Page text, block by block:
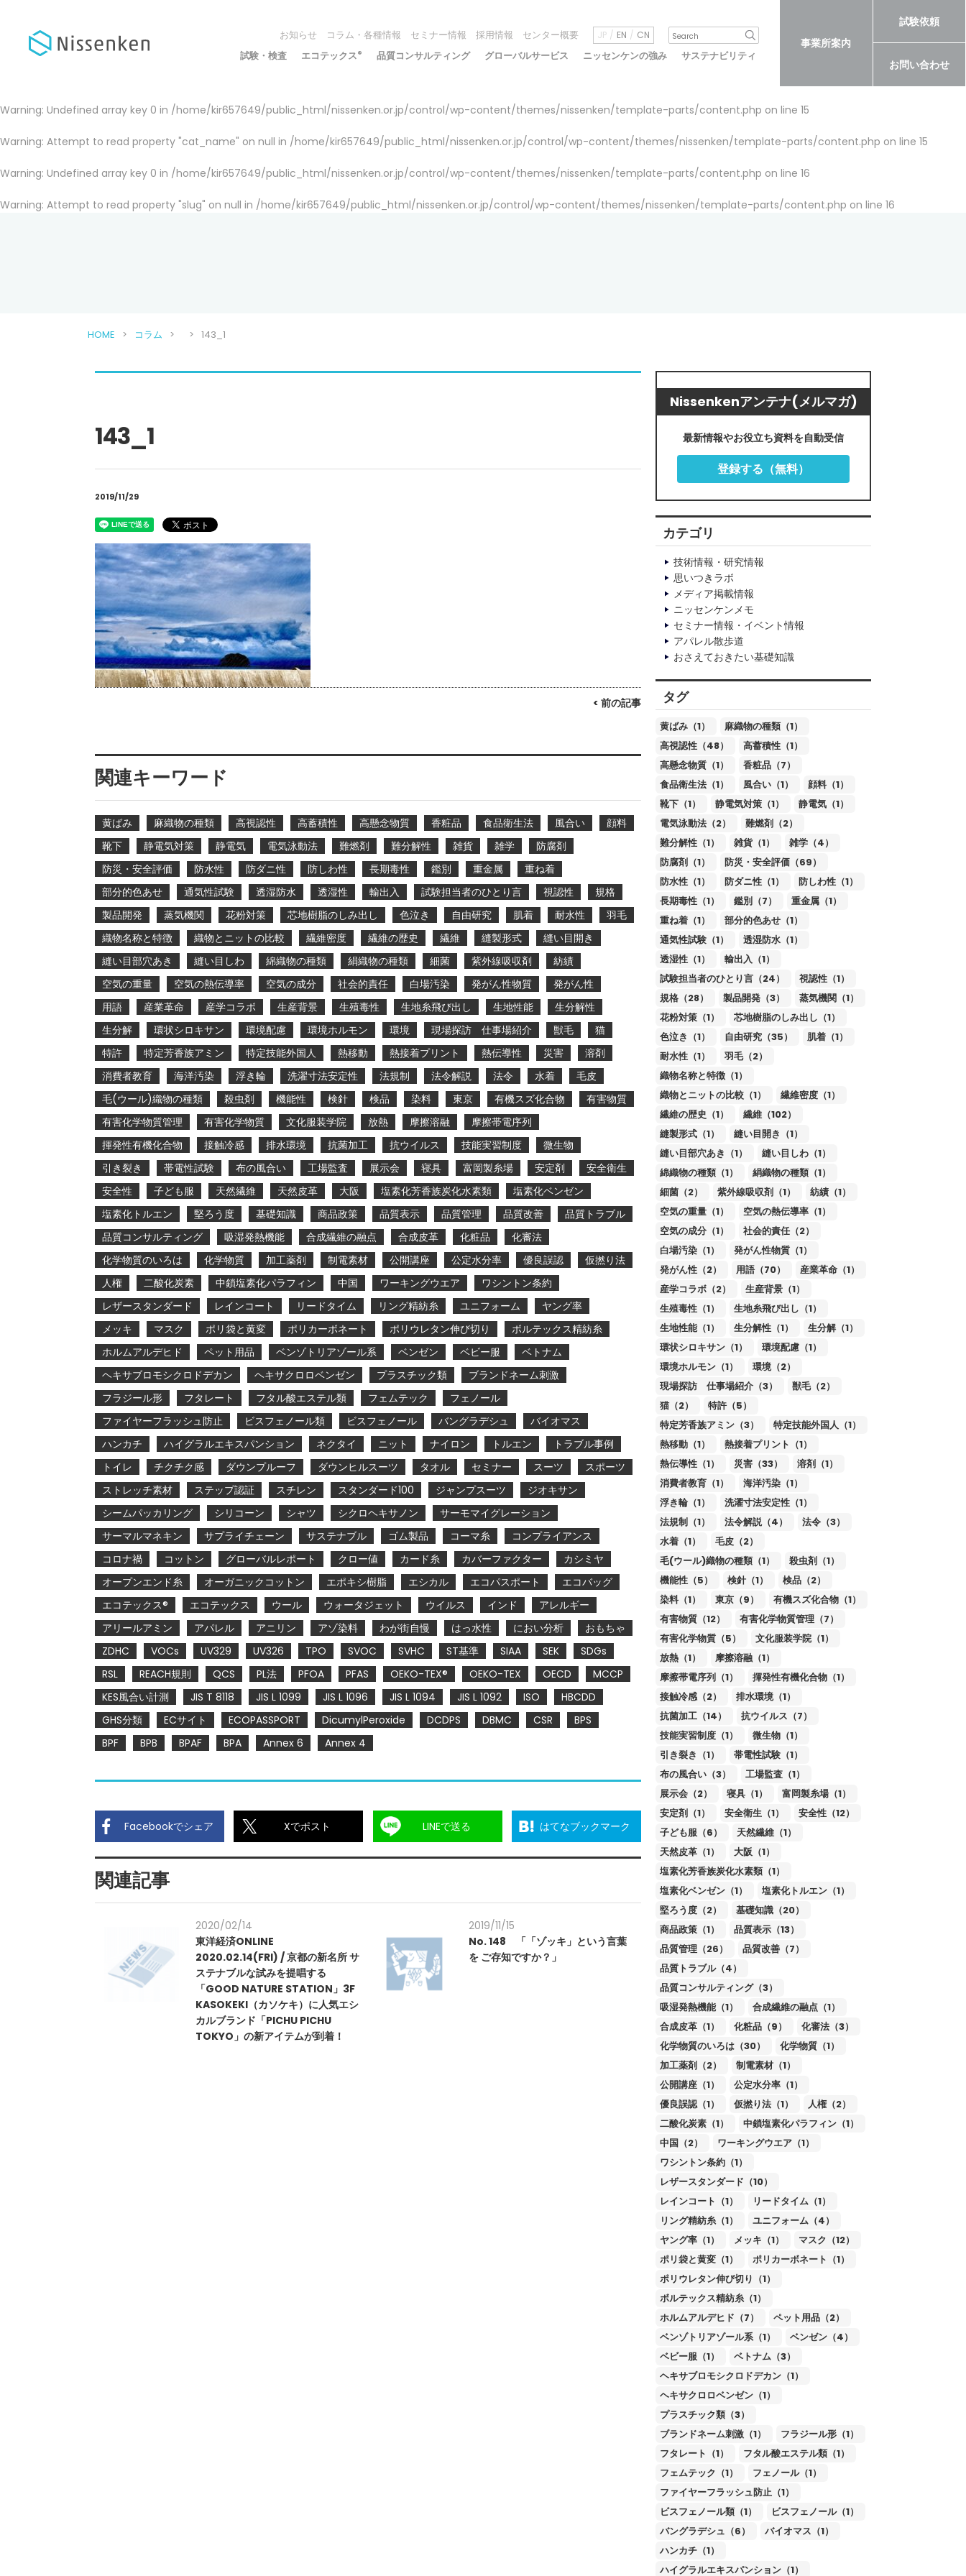
お知らせ コラム・各種情報 セミナー情報 採用情報 センター概要 JP EN CN
試験・検査 エコテックス® 品質コンサルティング グローバルサービス ニッセンケンの強み サステナビリティ
事業所案内
試験依頼
お問い合わせ
Warning: Undefined array key 0 in /home/kir657649/public_html/nissenken.or.jp/control/wp-content/themes/nissenken/template-parts/content.php on line 15
Warning: Attempt to read property "cat_name" on null in /home/kir657649/public_html/nissenken.or.jp/control/wp-content/themes/nissenken/template-parts/content.php on line 15
Warning: Undefined array key 0 in /home/kir657649/public_html/nissenken.or.jp/control/wp-content/themes/nissenken/template-parts/content.php on line 16
Warning: Attempt to read property "slug" on null in /home/kir657649/public_html/nissenken.or.jp/control/wp-content/themes/nissenken/template-parts/content.php on line 16
HOME コラム 143_1
143_1
2019/11/29
< 前の記事
関連キーワード
黄ばみ 麻織物の種類 高視認性 高蓄積性 高懸念物質 香粧品 食品衛生法 風合い
顔料
靴下
静電気対策 静電気 電気泳動法 難燃剤 難分解性 雑貨 雑学
防腐剤
防災・安全評価
防水性 防ダニ性 防しわ性 長期毒性 鑑別 重金属
重ね着
部分的色あせ
通気性試験 透湿防水 透湿性 輸出入 試験担当者のひとり言 視認性
規格
製品開発
蒸気機関 花粉対策 芯地樹脂のしみ出し 色泣き 自由研究 肌着 耐水性
羽毛
織物名称と特徴
織物とニットの比較 繊維密度 繊維の歴史 繊維 縫製形式
縫い目開き
縫い目部穴あき
縫い目しわ 綿織物の種類 絹織物の種類 細菌 紫外線吸収剤
紡績
空気の重量
空気の熱伝導率 空気の成分 社会的責任 白場汚染 発がん性物質
発がん性
用語
産業革命 産学コラボ 生産背景 生殖毒性 生地糸飛び出し 生地性能
生分解性
生分解
環状シロキサン 環境配慮 環境ホルモン 環境 現場探訪 仕事場紹介 獣毛
猫
特許
特定芳香族アミン 特定技能外国人 熱移動 熱接着プリント 熱伝導性 災害
溶剤
消費者教育
海洋汚染 浮き輪 洗濯寸法安定性 法規制 法令解説 法令 水着
毛皮
毛(ウール)織物の種類
殺虫剤 機能性 検針 検品 染料 東京 有機スズ化合物
有害物質
有害化学物質管理
有害化学物質 文化服装学院 放熱 摩擦溶融
摩擦帯電序列
揮発性有機化合物
接触冷感 排水環境 抗菌加工 抗ウイルス 技能実習制度
微生物
引き裂き
帯電性試験 布の風合い 工場監査 展示会 寝具 富岡製糸場 安定剤
安全衛生
安全性
子ども服 天然繊維 天然皮革 大阪 塩素化芳香族炭化水素類
塩素化ベンゼン
塩素化トルエン
堅ろう度 基礎知識 商品政策 品質表示 品質管理 品質改善
品質トラブル
品質コンサルティング
吸湿発熱機能 合成繊維の融点 合成皮革 化粧品
化審法
化学物質のいろは
化学物質 加工薬剤 制電素材 公開講座 公定水分率 優良誤認
仮撚り法
人権
二酸化炭素 中鎖塩素化パラフィン 中国 ワーキングウエア
ワシントン条約
レザースタンダード
レインコート リードタイム リング精紡糸 ユニフォーム
ヤング率
メッキ
マスク ポリ袋と黄変 ポリカーボネート ポリウレタン伸び切り
ボルテックス精紡糸
ホルムアルデヒド
ペット用品 ベンゾトリアゾール系 ベンゼン ベビー服
ベトナム
ヘキサブロモシクロドデカン
ヘキサクロロベンゼン プラスチック類
ブランドネーム刺激
フラジール形
フタレート フタル酸エステル類 フェムテック
フェノール
ファイヤーフラッシュ防止
ビスフェノール類 ビスフェノール バングラデシュ
バイオマス
ハンカチ
ハイグラルエキスパンション ネクタイ ニット ナイロン トルエン
トラブル事例
トイレ
チクチク感 ダウンプルーフ ダウンヒルスーツ タオル セミナー スーツ
スポーツ
ストレッチ素材
ステップ認証 スチレン スタンダード100 ジャンプスーツ
ジオキサン
シームパッカリング
シリコーン シャツ シクロヘキサノン
サーモマイグレーション
サーマルマネキン
サプライチェーン サステナブル ゴム製品 コーマ糸
コンプライアンス
コロナ禍
コットン グローバルレポート クロー値 カード糸 カバーファクター
カシミヤ
オープンエンド糸
オーガニックコットン エポキシ樹脂 エシカル エコパスポート
エコバッグ
エコテックス®
エコテックス ウール ウォータジェット ウイルス インド
アレルギー
アリールアミン
アパレル アニリン アゾ染料 わが街自慢 はっ水性 におい分析
おもちゃ
ZDHC
VOCs UV329 UV326 TPO SVOC SVHC ST基準 SIAA SEK
SDGs
RSL
REACH規則 QCS PL法 PFOA PFAS OEKO-TEX® OEKO-TEX OECD
MCCP
KES風合い計測
JIS T 8118 JIS L 1099 JIS L 1096 JIS L 1094 JIS L 1092 ISO
HBCDD
GHS分類
ECサイト ECOPASSPORT DicumylPeroxide DCDPS DBMC CSR
BPS
BPF
BPB BPAF BPA Annex 6 Annex 4
Facebookでシェア Xでポスト LINEで送る はてなブックマーク
関連記事
2020/02/14
東洋経済ONLINE
2020.02.14(FRI) / 京都の新名所 サ
ステナブルな試みを提唱する
「GOOD NATURE STATION」3F
KASOKEKI（カソケキ）に人気エシ
カルブランド「PICHU PICHU
TOKYO」の新アイテムが到着！
2019/11/15
No. 148 「「ゾッキ」という言葉
を ご存知ですか？」
Nissenkenアンテナ(メルマガ)
最新情報やお役立ち資料を自動受信
登録する（無料）
カテゴリ
技術情報・研究情報
思いつきラボ
メディア掲載情報
ニッセンケンメモ
セミナー情報・イベント情報
アパレル散歩道
おさえておきたい基礎知識
タグ
黄ばみ（1）
麻織物の種類（1）
高視認性（48）
高蓄積性（1）
高懸念物質（1）
香粧品（7）
食品衛生法（1）
風合い（1）
顔料（1）
靴下（1）
静電気対策（1）
静電気（1）
電気泳動法（2）
難燃剤（2）
難分解性（1）
雑貨（1）
雑学（4）
防腐剤（1）
防災・安全評価（69）
防水性（1）
防ダニ性（1）
防しわ性（1）
長期毒性（1）
鑑別（7）
重金属（1）
重ね着（1）
部分的色あせ（1）
通気性試験（1）
透湿防水（1）
透湿性（1）
輸出入（1）
試験担当者のひとり言（24）
視認性（1）
規格（28）
製品開発（3）
蒸気機関（1）
花粉対策（1）
芯地樹脂のしみ出し（1）
色泣き（1）
自由研究（35）
肌着（1）
耐水性（1）
羽毛（2）
織物名称と特徴（1）
織物とニットの比較（1）
繊維密度（1）
繊維の歴史（1）
繊維（102）
縫製形式（1）
縫い目開き（1）
縫い目部穴あき（1）
縫い目しわ（1）
綿織物の種類（1）
絹織物の種類（1）
細菌（2）
紫外線吸収剤（1）
紡績（1）
空気の重量（1）
空気の熱伝導率（1）
空気の成分（1）
社会的責任（2）
白場汚染（1）
発がん性物質（1）
発がん性（2）
用語（70）
産業革命（1）
産学コラボ（2）
生産背景（1）
生殖毒性（1）
生地糸飛び出し（1）
生地性能（1）
生分解性（1）
生分解（1）
環状シロキサン（1）
環境配慮（1）
環境ホルモン（1）
環境（2）
現場探訪 仕事場紹介（3）
獣毛（2）
猫（2）
特許（5）
特定芳香族アミン（3）
特定技能外国人（1）
熱移動（1）
熱接着プリント（1）
熱伝導性（1）
災害（33）
溶剤（1）
消費者教育（1）
海洋汚染（1）
浮き輪（1）
洗濯寸法安定性（1）
法規制（1）
法令解説（4）
法令（3）
水着（1）
毛皮（2）
毛(ウール)織物の種類（1）
殺虫剤（1）
機能性（5）
検針（1）
検品（2）
染料（1）
東京（9）
有機スズ化合物（1）
有害物質（12）
有害化学物質管理（7）
有害化学物質（5）
文化服装学院（1）
放熱（1）
摩擦溶融（1）
摩擦帯電序列（1）
揮発性有機化合物（1）
接触冷感（2）
排水環境（1）
抗菌加工（14）
抗ウイルス（7）
技能実習制度（1）
微生物（1）
引き裂き（1）
帯電性試験（1）
布の風合い（3）
工場監査（1）
展示会（2）
寝具（1）
富岡製糸場（1）
安定剤（1）
安全衛生（1）
安全性（12）
子ども服（6）
天然繊維（1）
天然皮革（1）
大阪（1）
塩素化芳香族炭化水素類（1）
塩素化ベンゼン（1）
塩素化トルエン（1）
堅ろう度（2）
基礎知識（20）
商品政策（1）
品質表示（13）
品質管理（26）
品質改善（7）
品質トラブル（4）
品質コンサルティング（3）
吸湿発熱機能（1）
合成繊維の融点（1）
合成皮革（1）
化粧品（9）
化審法（3）
化学物質のいろは（30）
化学物質（1）
加工薬剤（2）
制電素材（1）
公開講座（1）
公定水分率（1）
優良誤認（1）
仮撚り法（1）
人権（2）
二酸化炭素（1）
中鎖塩素化パラフィン（1）
中国（2）
ワーキングウエア（1）
ワシントン条約（1）
レザースタンダード（10）
レインコート（1）
リードタイム（1）
リング精紡糸（1）
ユニフォーム（4）
ヤング率（1）
メッキ（1）
マスク（12）
ポリ袋と黄変（1）
ポリカーボネート（1）
ポリウレタン伸び切り（1）
ボルテックス精紡糸（1）
ホルムアルデヒド（7）
ペット用品（2）
ベンゾトリアゾール系（1）
ベンゼン（4）
ベビー服（1）
ベトナム（3）
ヘキサブロモシクロドデカン（1）
ヘキサクロロベンゼン（1）
プラスチック類（3）
ブランドネーム刺激（1）
フラジール形（1）
フタレート（1）
フタル酸エステル類（1）
フェムテック（1）
フェノール（1）
ファイヤーフラッシュ防止（1）
ビスフェノール類（1）
ビスフェノール（1）
バングラデシュ（6）
バイオマス（1）
ハンカチ（1）
ハイグラルエキスパンション（1）